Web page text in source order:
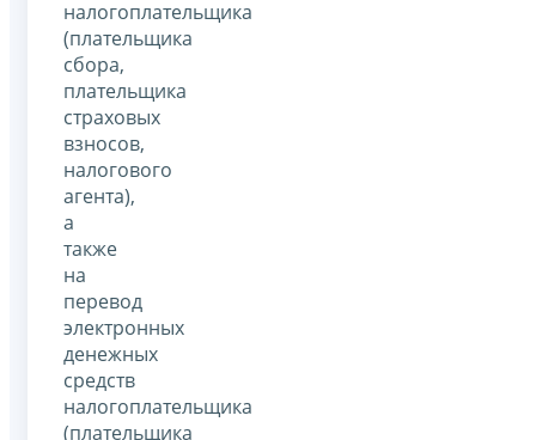
налогоплательщика
(плательщика
сбора,
плательщика
страховых
взносов,
налогового
агента),
а
также
на
перевод
электронных
денежных
средств
налогоплательщика
(плательщика